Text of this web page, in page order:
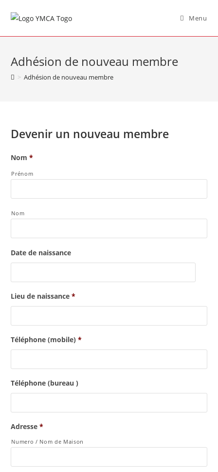
Menu
Adhésion de nouveau membre
> Adhésion de nouveau membre
Devenir un nouveau membre
Nom *
Prénom
Nom
Date de naissance
Lieu de naissance *
Téléphone (mobile) *
Téléphone (bureau )
Adresse *
Numero / Nom de Maison